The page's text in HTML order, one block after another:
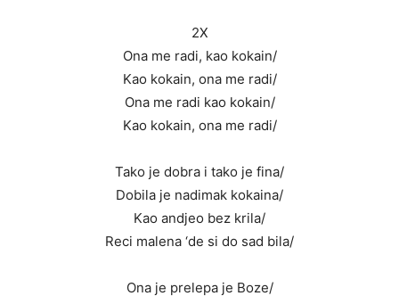
2X
Ona me radi, kao kokain/
Kao kokain, ona me radi/
Ona me radi kao kokain/
Kao kokain, ona me radi/
Tako je dobra i tako je fina/
Dobila je nadimak kokaina/
Kao andjeo bez krila/
Reci malena ‘de si do sad bila/
Ona je prelepa je Boze/